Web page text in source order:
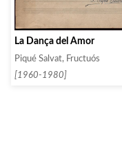
La Dança del Amor
Piqué Salvat, Fructuós
[1960-1980]